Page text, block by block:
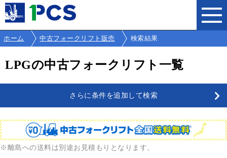
ホーム 中古フォークリフト販売 検索結果
LPGの中古フォークリフト一覧
さらに条件を追加して検索
※離島への送料は別途お見積もりとなります。